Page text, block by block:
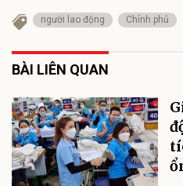
người lao động Chính phủ
BÀI LIÊN QUAN